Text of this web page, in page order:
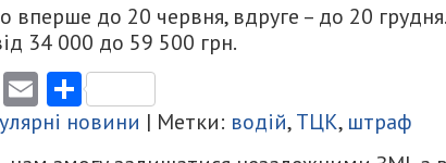
вперше до 20 червня, вдруге – до 20
34 000 до 59 500 грн.
ViberEmailПоділитися
новини | Метки: водій,ТЦК, штраф